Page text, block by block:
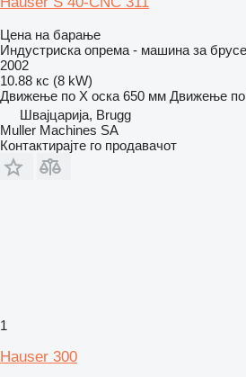
Цена на барање
Индустриска опрема - машина за
2002
10.88 кс (8 kW)
Движење по Х оска 650 мм Движење по
Швајцарија, Brugg
Muller Machines SA
Контактирајте го продавачот
1
Hauser 300